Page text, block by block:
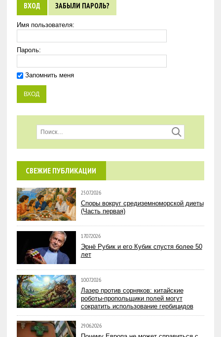
ВХОД ЗАБЫЛИ ПАРОЛЬ?
Имя пользователя:
Пароль:
Запомнить меня
СВЕЖИЕ ПУБЛИКАЦИИ
25.07.2026
Споры вокруг средиземноморской диеты
(Часть первая)
17.07.2026
Эрнё Рубик и его Кубик спустя более 50
лет
10.07.2026
Лазер против сорняков: китайские
роботы-пропольщики полей могут
сократить использование гербицидов
29.06.2026